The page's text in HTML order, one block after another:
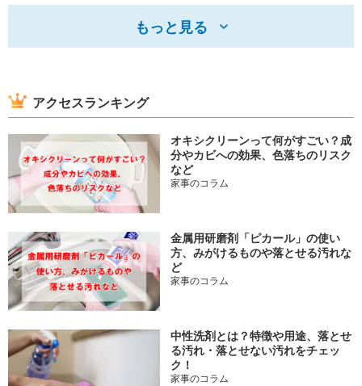
もっと見る
アクセスランキング
オキシクリーンって何がすごい？成
分やカビへの効果、色落ちのリスク
など
家事のコラム
金属用研磨剤「ピカール」の使い
方、みがけるものや落とせる汚れな
ど
家事のコラム
中性洗剤とは？特徴や用途、落とせ
る汚れ・落とせない汚れをチェッ
ク！
家事のコラム